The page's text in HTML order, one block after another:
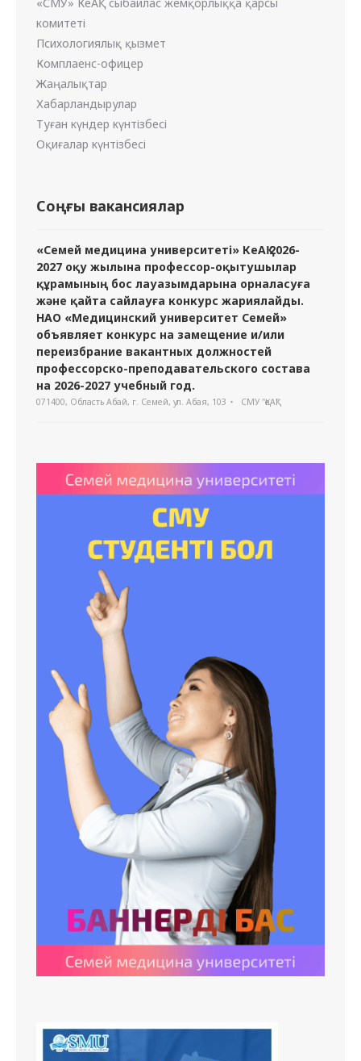
комитеті
Психологиялық қызмет
Комплаенс-офицер
Жаңалықтар
Хабарландырулар
Туған күндер күнтізбесі
Оқиғалар күнтізбесі
Соңғы вакансиялар
«Семей медицина университеті» КеАҚ 2026-
2027 оқу жылына профессор-оқытушылар
құрамының бос лауазымдарына орналасуға
және қайта сайлауға конкурс жариялайды.
НАО «Медицинский университет Семей»
объявляет конкурс на замещение и/или
переизбрание вакантных должностей
профессорско-преподавательского состава
на 2026-2027 учебный год.
071400, Область Абай, г. Семей, ул. Абая, 103 СМУ "ҚеАҚ"